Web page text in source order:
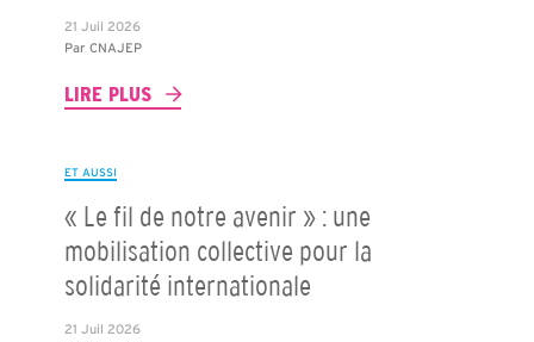
21 Juil 2026
Par CNAJEP
LIRE PLUS
ET AUSSI
« Le fil de notre avenir » : une
mobilisation collective pour la
solidarité internationale
21 Juil 2026